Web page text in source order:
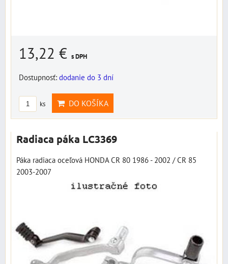
13,22 € s DPH
Dostupnosť: dodanie do 3 dní
ks DO KOŠÍKA
Radiaca páka LC3369
Páka radiaca oceľová HONDA CR 80 1986 - 2002 / CR 85
2003-2007